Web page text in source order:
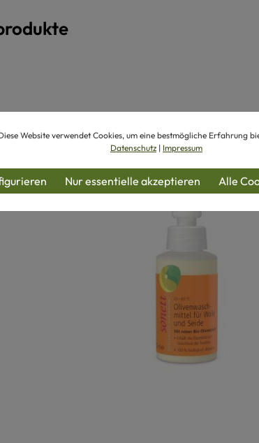
Website verwendet Cookies, um eine bestmögliche Erfahrung
Datenschutz | Impressum
Nur essentielle akzeptieren Alle